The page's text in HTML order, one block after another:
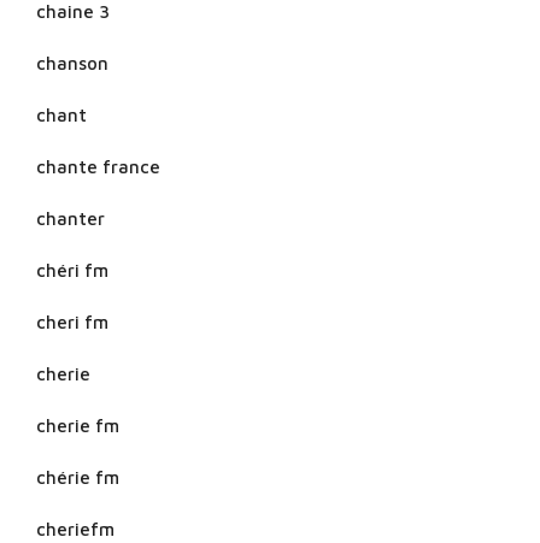
chaine 3
chanson
chant
chante france
chanter
chéri fm
cheri fm
cherie
cherie fm
chérie fm
cheriefm